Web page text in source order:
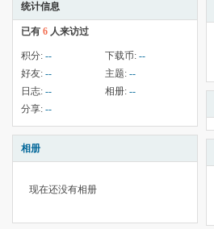
统计信息
已有 6 人来访过
积分: -- 下载币: --
好友: -- 主题: --
日志: -- 相册: --
分享: --
相册
现在还没有相册